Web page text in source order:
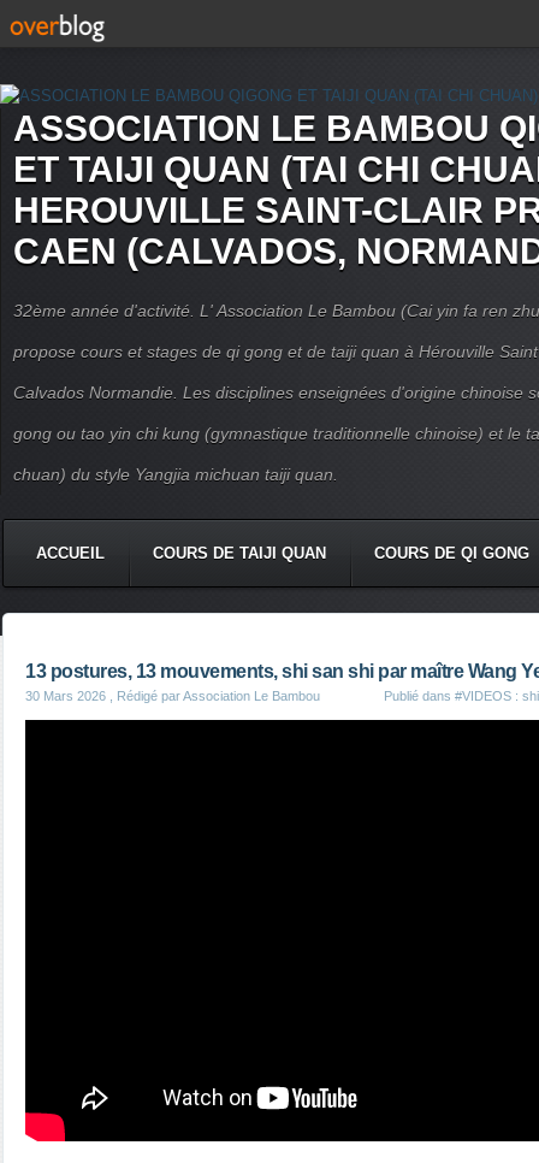
ASSOCIATION LE BAMBOU
ET TAIJI QUAN (TAI CHI
HEROUVILLE SAINT-CLAIR
CAEN (CALVADOS,
32ème année d'activité. L' Association Le Bambou (Cai yin fa ren
propose cours et stages de qi gong et de taiji quan à Hérouville
Calvados Normandie. Les disciplines enseignées d'origine chinoise
gong ou tao yin chi kung (gymnastique traditionnelle chinoise) et le
chuan) du style Yangjia michuan taiji quan.
ACCUEIL COURS DE TAIJI QUAN COURS DE QI GONG
13 postures, 13 mouvements, shi san shi par maître Wang
30 Mars 2026 , Rédigé par Association Le Bambou Publié dans #VIDEOS :